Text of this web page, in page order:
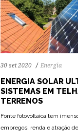
30 set 2020 Energia
ENERGIA SOLAR
SISTEMAS EM
TERRENOS
Fonte fotovoltaica tem
empregos, renda e atração